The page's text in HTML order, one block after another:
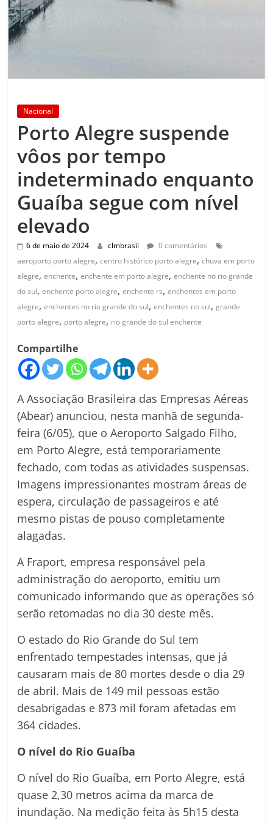
Nacional
Porto Alegre suspende
vôos por tempo
indeterminado enquanto
Guaíba segue com nível
elevado
6 de maio de 2024 clmbrasil
0 comentários
aeroporto porto alegre,centro histórico porto alegre,chuva em porto
alegre,enchente,enchente em porto alegre,enchente no rio grande
do sul,enchente porto alegre,enchente rs,enchentes em porto
alegre,enchentes no rio grande do sul,enchentes no sul,grande
porto alegre, porto alegre, rio grande do sul enchente
Compartilhe
A Associação Brasileira das Empresas Aéreas
(Abear) anunciou, nesta manhã de segunda-
feira (6/05), que o Aeroporto Salgado Filho,
em Porto Alegre, está temporariamente
fechado, com todas as atividades suspensas.
Imagens impressionantes mostram áreas de
espera, circulação de passageiros e até
mesmo pistas de pouso completamente
alagadas.
A Fraport, empresa responsável pela
administração do aeroporto, emitiu um
comunicado informando que as operações só
serão retomadas no dia 30 deste mês.
O estado do Rio Grande do Sul tem
enfrentado tempestades intensas, que já
causaram mais de 80 mortes desde o dia 29
de abril. Mais de 149 mil pessoas estão
desabrigadas e 873 mil foram afetadas em
364 cidades.
O nível do Rio Guaíba
O nível do Rio Guaíba, em Porto Alegre, está
quase 2,30 metros acima da marca de
inundação. Na medição feita às 5h15 desta